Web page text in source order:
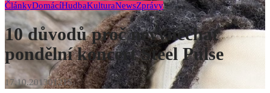
ČlánkyDomácíHudbaKulturaNewsZprávy
10 důvodů proč nevynechat
pondělní koncert Steel Pulse
17.10.201301215